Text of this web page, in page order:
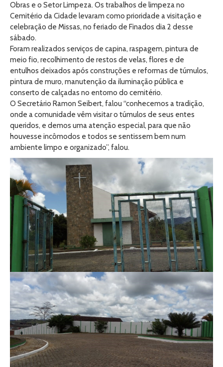
Obras e o Setor Limpeza. Os trabalhos de limpeza no
Cemitério da Cidade levaram como prioridade a visitação e
celebração de Missas, no feriado de Finados dia 2 desse
sábado.
Foram realizados serviços de capina, raspagem, pintura de
meio fio, recolhimento de restos de velas, flores e de
entulhos deixados após construções e reformas de túmulos,
pintura de muro, manutenção da iluminação pública e
conserto de calçadas no entorno do cemitério.
O Secretário Ramon Seibert, falou “conhecemos a tradição,
onde a comunidade vêm visitar o túmulos de seus entes
queridos, e demos uma atenção especial, para que não
houvesse incômodos e todos se sentissem bem num
ambiente limpo e organizado”, falou.